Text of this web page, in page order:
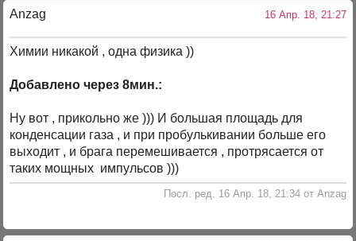
Anzag 16 Апр. 18, 21:27
Химии никакой , одна физика ))
Добавлено через 8мин.:
Ну вот , прикольно же ))) И большая площадь для
конденсации газа , и при пробулькивании больше его
выходит , и брага перемешивается , протрясается от
таких мощных импульсов )))
Посл. ред. 16 Апр. 18, 21:34 от Anzag